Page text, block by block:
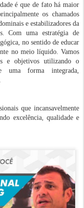
é que de fato há maior
os chamados
e estabilizadores da
Com uma estratégia de
no sentido de educar
no meio líquido. Vamos
e objetivos utilizando o
uma forma integrada,
que incansavelmente
excelência, qualidade e